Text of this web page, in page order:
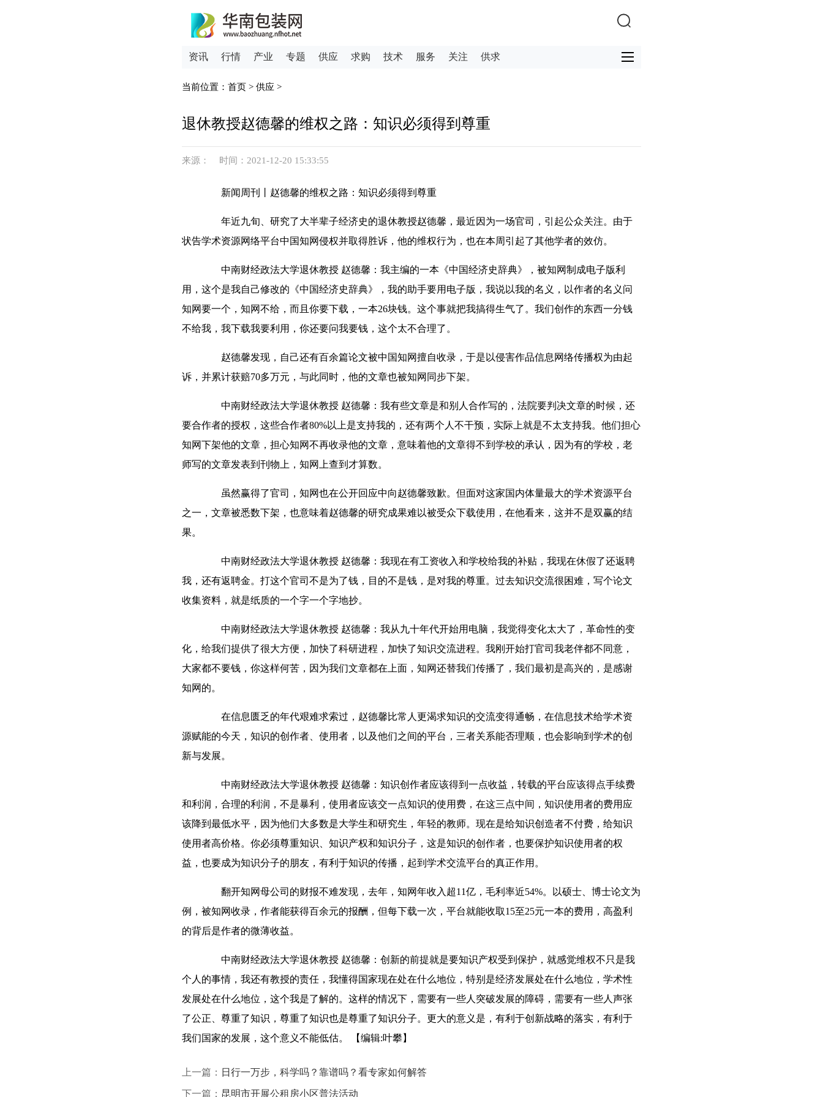
资讯 行情 产业 专题 供应 求购 技术 服务 关注 供求
当前位置： 首页 > 供应 >
退休教授赵德馨的维权之路：知识必须得到尊重
来源： 时间：2021-12-20 15:33:55
新闻周刊丨赵德馨的维权之路：知识必须得到尊重
年近九旬、研究了大半辈子经济史的退休教授赵德馨，最近因为一场官司，引起公众关注。由于
状告学术资源网络平台中国知网侵权并取得胜诉，他的维权行为，也在本周引起了其他学者的效仿。
中南财经政法大学退休教授 赵德馨：我主编的一本《中国经济史辞典》，被知网制成电子版利
用，这个是我自己修改的《中国经济史辞典》，我的助手要用电子版，我说以我的名义，以作者的名义问
知网要一个，知网不给，而且你要下载，一本26块钱。这个事就把我搞得生气了。我们创作的东西一分钱
不给我，我下载我要利用，你还要问我要钱，这个太不合理了。
赵德馨发现，自己还有百余篇论文被中国知网擅自收录，于是以侵害作品信息网络传播权为由起
诉，并累计获赔70多万元，与此同时，他的文章也被知网同步下架。
中南财经政法大学退休教授 赵德馨：我有些文章是和别人合作写的，法院要判决文章的时候，还
要合作者的授权，这些合作者80%以上是支持我的，还有两个人不干预，实际上就是不太支持我。他们担心
知网下架他的文章，担心知网不再收录他的文章，意味着他的文章得不到学校的承认，因为有的学校，老
师写的文章发表到刊物上，知网上查到才算数。
虽然赢得了官司，知网也在公开回应中向赵德馨致歉。但面对这家国内体量最大的学术资源平台
之一，文章被悉数下架，也意味着赵德馨的研究成果难以被受众下载使用，在他看来，这并不是双赢的结
果。
中南财经政法大学退休教授 赵德馨：我现在有工资收入和学校给我的补贴，我现在休假了还返聘
我，还有返聘金。打这个官司不是为了钱，目的不是钱，是对我的尊重。过去知识交流很困难，写个论文
收集资料，就是纸质的一个字一个字地抄。
中南财经政法大学退休教授 赵德馨：我从九十年代开始用电脑，我觉得变化太大了，革命性的变
化，给我们提供了很大方便，加快了科研进程，加快了知识交流进程。我刚开始打官司我老伴都不同意，
大家都不要钱，你这样何苦，因为我们文章都在上面，知网还替我们传播了，我们最初是高兴的，是感谢
知网的。
在信息匮乏的年代艰难求索过，赵德馨比常人更渴求知识的交流变得通畅，在信息技术给学术资
源赋能的今天，知识的创作者、使用者，以及他们之间的平台，三者关系能否理顺，也会影响到学术的创
新与发展。
中南财经政法大学退休教授 赵德馨：知识创作者应该得到一点收益，转载的平台应该得点手续费
和利润，合理的利润，不是暴利，使用者应该交一点知识的使用费，在这三点中间，知识使用者的费用应
该降到最低水平，因为他们大多数是大学生和研究生，年轻的教师。现在是给知识创造者不付费，给知识
使用者高价格。你必须尊重知识、知识产权和知识分子，这是知识的创作者，也要保护知识使用者的权
益，也要成为知识分子的朋友，有利于知识的传播，起到学术交流平台的真正作用。
翻开知网母公司的财报不难发现，去年，知网年收入超11亿，毛利率近54%。以硕士、博士论文为
例，被知网收录，作者能获得百余元的报酬，但每下载一次，平台就能收取15至25元一本的费用，高盈利
的背后是作者的微薄收益。
中南财经政法大学退休教授 赵德馨：创新的前提就是要知识产权受到保护，就感觉维权不只是我
个人的事情，我还有教授的责任，我懂得国家现在处在什么地位，特别是经济发展处在什么地位，学术性
发展处在什么地位，这个我是了解的。这样的情况下，需要有一些人突破发展的障碍，需要有一些人声张
了公正、尊重了知识，尊重了知识也是尊重了知识分子。更大的意义是，有利于创新战略的落实，有利于
我们国家的发展，这个意义不能低估。
【编辑:叶攀】
上一篇： 日行一万步，科学吗？靠谱吗？看专家如何解答
下一篇： 昆明市开展公租房小区普法活动